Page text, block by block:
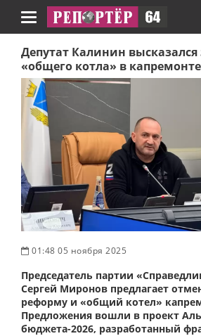
Навигация
Депутат Калинин высказался
«общего котла» в капремонте
01:48 05 ноября 2025
Председатель партии
Сергей Миронов предлагает
реформу и «общий котел»
Предложения вошли в проект
бюджета-2026, разработанный